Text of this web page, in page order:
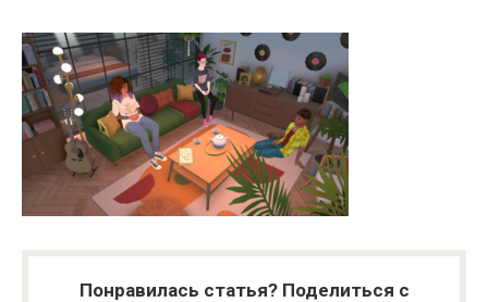
Понравилась статья? Поделиться с